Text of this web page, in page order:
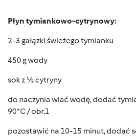
Płyn tymiankowo-cytrynowy:
2-3 gałązki świeżego tymianku
450 g wody
sok z ½ cytryny
do naczynia wlać wodę, dodać
90*C / obr.1
pozostawić na 10-15 minut, dodać